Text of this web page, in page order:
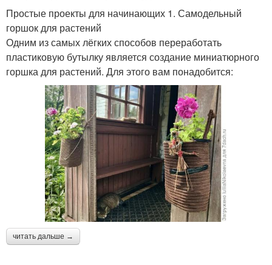
Простые проекты для начинающих 1. Самодельный
горшок для растений
Одним из самых лёгких способов переработать
пластиковую бутылку является создание миниатюрного
горшка для растений. Для этого вам понадобится:
читать дальше →